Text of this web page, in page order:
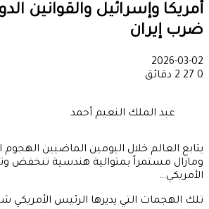
أمريكا وإسرائيل والقوانين
ضرب إيران
2026-03-02
0
2 دقائق
عبد الملك النعيم أحمد
يتابع العالم خلال اليومين الماضيين الهجوم
ومازال مستمراً بمتوالية هندسية تنخفض
الأمريكي…
تلك الهجمات التي يديرها الرئيس